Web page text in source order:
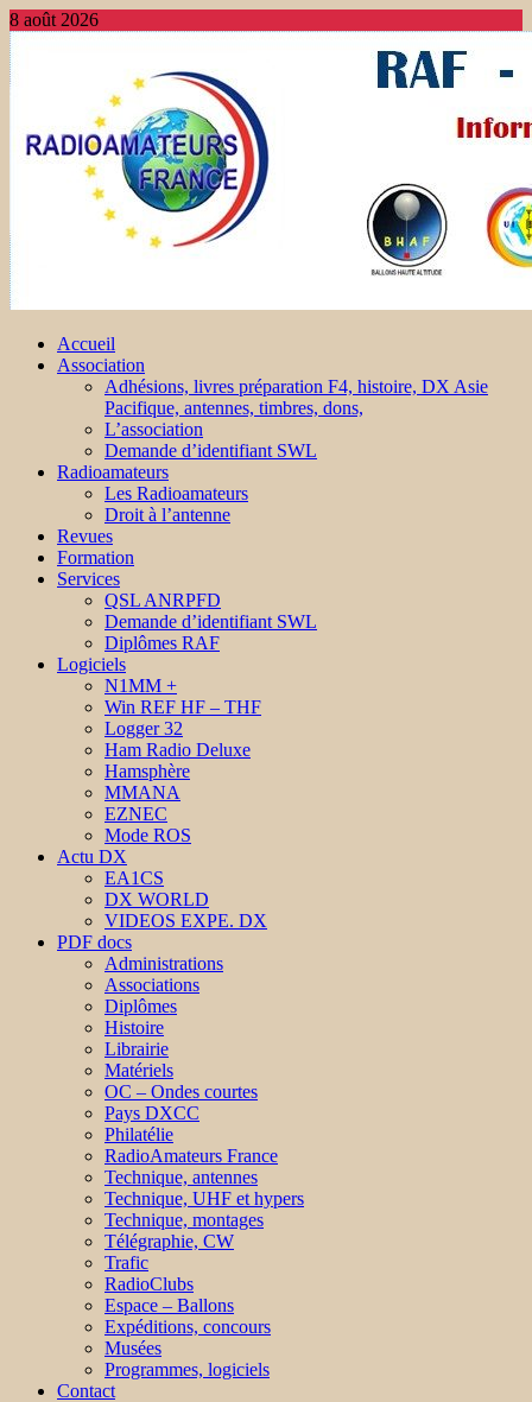
8 août 2026
Accueil
Association
Adhésions, livres préparation F4, histoire, DX Asie
Pacifique, antennes, timbres, dons,
L’association
Demande d’identifiant SWL
Radioamateurs
Les Radioamateurs
Droit à l’antenne
Revues
Formation
Services
QSL ANRPFD
Demande d’identifiant SWL
Diplômes RAF
Logiciels
N1MM +
Win REF HF – THF
Logger 32
Ham Radio Deluxe
Hamsphère
MMANA
EZNEC
Mode ROS
Actu DX
EA1CS
DX WORLD
VIDEOS EXPE. DX
PDF docs
Administrations
Associations
Diplômes
Histoire
Librairie
Matériels
OC – Ondes courtes
Pays DXCC
Philatélie
RadioAmateurs France
Technique, antennes
Technique, UHF et hypers
Technique, montages
Télégraphie, CW
Trafic
RadioClubs
Espace – Ballons
Expéditions, concours
Musées
Programmes, logiciels
Contact